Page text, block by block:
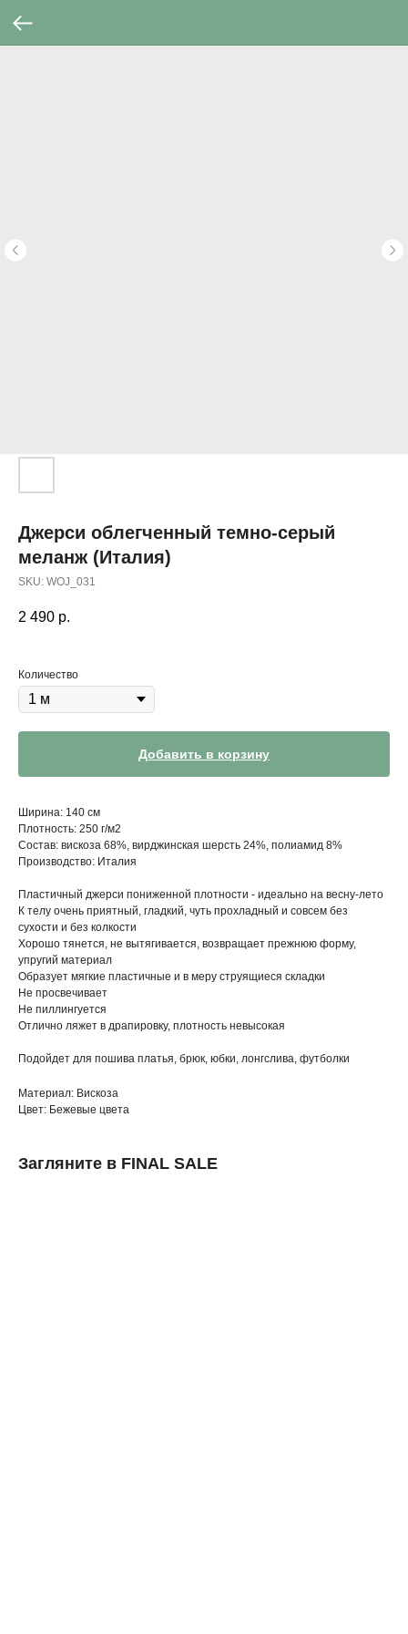
Джерси облегченный темно-серый
меланж (Италия)
SKU: WOJ_031
2 490 р.
Количество
Добавить в корзину
Ширина: 140 см
Плотность: 250 г/м2
Состав: вискоза 68%, вирджинская шерсть 24%, полиамид 8%
Производство: Италия
Пластичный джерси пониженной плотности - идеально на весну-лето
К телу очень приятный, гладкий, чуть прохладный и совсем без
сухости и без колкости
Хорошо тянется, не вытягивается, возвращает прежнюю форму,
упругий материал
Образует мягкие пластичные и в меру струящиеся складки
Не просвечивает
Не пиллингуется
Отлично ляжет в драпировку, плотность невысокая
Подойдет для пошива платья, брюк, юбки, лонгслива, футболки
Материал: Вискоза
Цвет: Бежевые цвета
Загляните в FINAL SALE